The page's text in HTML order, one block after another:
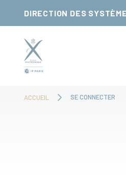
DIRECTION DES
ACCUEIL SE CONNECTER